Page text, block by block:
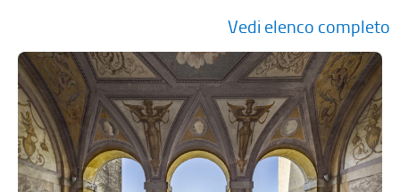
Vedi elenco completo